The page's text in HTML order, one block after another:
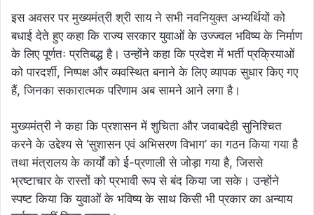
इस अवसर पर मुख्यमंत्री श्री साय ने सभी नवनियुक्त अभ्यर्थियों को
बधाई देते हुए कहा कि राज्य सरकार युवाओं के उज्ज्वल भविष्य के निर्माण
के लिए पूर्णतः प्रतिबद्ध है। उन्होंने कहा कि प्रदेश में भर्ती प्रक्रियाओं
को पारदर्शी, निष्पक्ष और व्यवस्थित बनाने के लिए व्यापक सुधार किए गए
हैं, जिनका सकारात्मक परिणाम अब सामने आने लगा है।
मुख्यमंत्री ने कहा कि प्रशासन में शुचिता और जवाबदेही सुनिश्चित
करने के उद्देश्य से ‘सुशासन एवं अभिसरण विभाग’ का गठन किया गया है
तथा मंत्रालय के कार्यों को ई-प्रणाली से जोड़ा गया है, जिससे
भ्रष्टाचार के रास्तों को प्रभावी रूप से बंद किया जा सके। उन्होंने
स्पष्ट किया कि युवाओं के भविष्य के साथ किसी भी प्रकार का अन्याय